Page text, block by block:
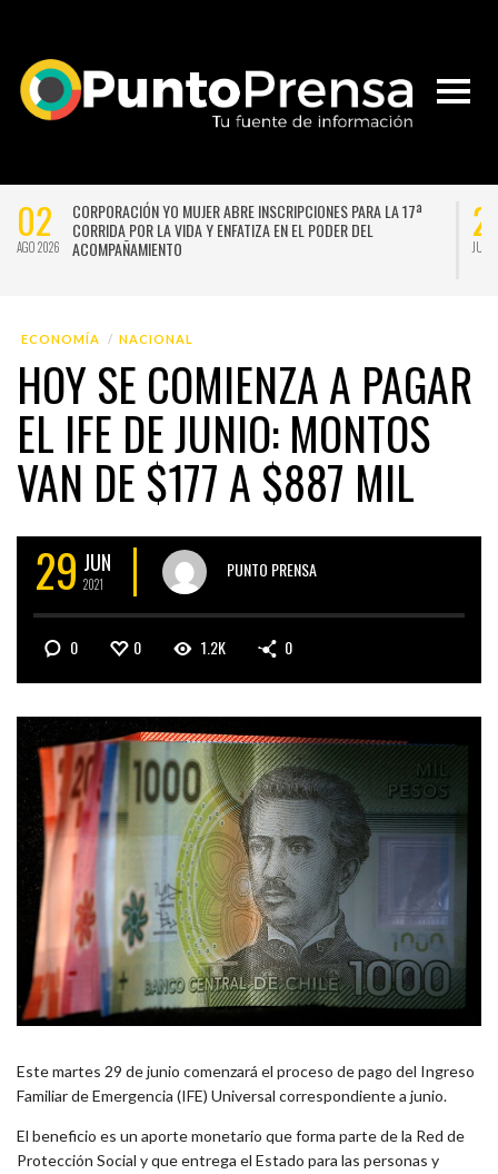
02
AGO 2026
CORPORACIÓN YO MUJER ABRE INSCRIPCIONES PARA LA 17ª
CORRIDA POR LA VIDA Y ENFATIZA EN EL PODER DEL
ACOMPAÑAMIENTO
JUL
ECONOMÍA NACIONAL
HOY SE COMIENZA A PAGAR
EL IFE DE JUNIO: MONTOS
VAN DE $177 A $887 MIL
29 JUN
2021
PUNTO PRENSA
0 0 1.2K 0
Este martes 29 de junio comenzará el proceso de pago del Ingreso
Familiar de Emergencia (IFE) Universal correspondiente a junio.
El beneficio es un aporte monetario que forma parte de la Red de
Protección Social y que entrega el Estado para las personas y